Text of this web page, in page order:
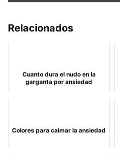
Relacionados
Cuanto dura el nudo en la
garganta por ansiedad
Colores para calmar la ansiedad